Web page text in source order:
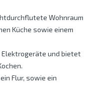
Wohnraum
Küche sowie einem
Elektrogeräte und bietet
Flur, sowie ein